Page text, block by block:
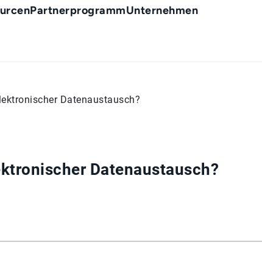
PartnerprogrammUnternehmen
Datenaustausch?
Datenaustausch?